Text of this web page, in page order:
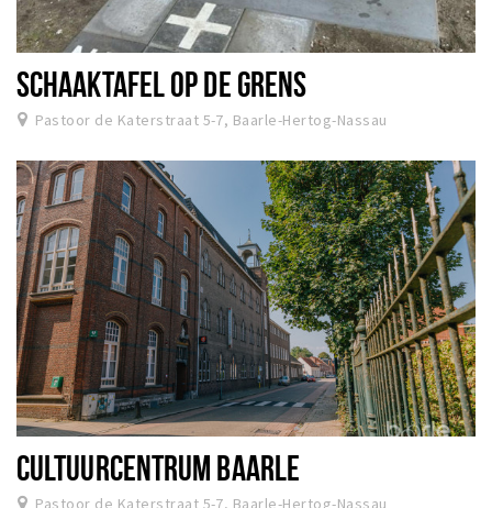
SCHAAKTAFEL OP DE GRENS
Pastoor de Katerstraat 5-7, Baarle-Hertog-Nassau
CULTUURCENTRUM BAARLE
Pastoor de Katerstraat 5-7, Baarle-Hertog-Nassau